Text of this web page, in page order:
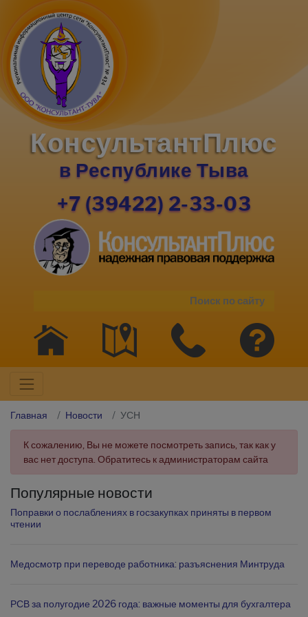
КонсультантПлюс
в Республике Тыва
+7 (39422) 2-33-03
Главная Новости УСН
К сожалению, Вы не можете посмотреть запись, так как у
вас нет доступа. Обратитесь к администраторам сайта
Популярные новости
Поправки о послаблениях в госзакупках приняты в первом
чтении
Медосмотр при переводе работника: разъяснения Минтруда
РСВ за полугодие 2026 года: важные моменты для бухгалтера